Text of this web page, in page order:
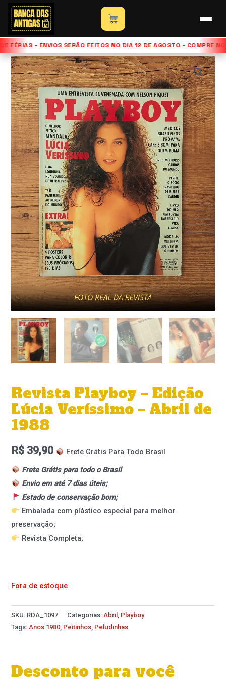
para
conteúdo
FÉRIAS - ENVIOS SERÃO FEITOS NO DIA 12 DE AGOSTO - COMPRE
Início»Loja
Revista Playboy – Edição Lúcia Veríssimo –
Abril de 1988
Revista Playboy – Edição
Lúcia Veríssimo – Abril de
1988
R$ 39,90
Frete Grátis Para Todo Brasil
Frete Grátis para todo o Brasil
Envio em até 7 dias úteis;
Estado de conservação bom;
Embalada com plástico especial para melhor
preservação;
Revista Completa;
Fora de estoque
SKU: RDA_1097 Categorias:Abril , Playboy
Tags:Anos 1980, Peitinhos, Peludinhas
Desconto para você